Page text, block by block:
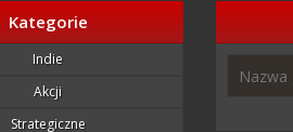
Kategorie
Indie
Akcji
Strategiczne